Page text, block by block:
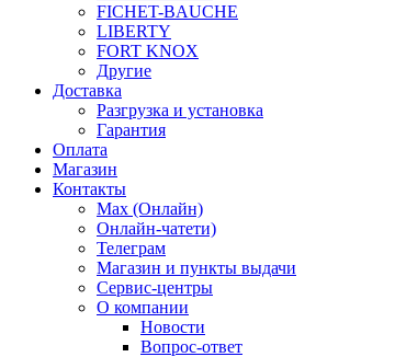
FICHET-BAUCHE
LIBERTY
FORT KNOX
Другие
Доставка
Разгрузка и установка
Гарантия
Оплата
Магазин
Контакты
Max (Онлайн)
Онлайн-чатети)
Телеграм
Магазин и пункты выдачи
Сервис-центры
О компании
Новости
Вопрос-ответ